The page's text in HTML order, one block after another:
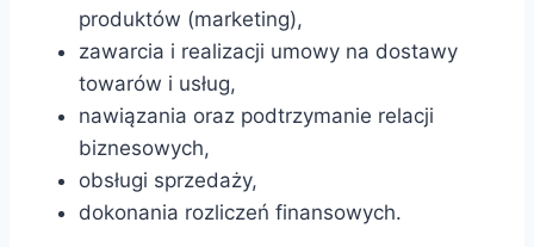
produktów (marketing),
zawarcia i realizacji umowy na dostawy
towarów i usług,
nawiązania oraz podtrzymanie relacji
biznesowych,
obsługi sprzedaży,
dokonania rozliczeń finansowych.